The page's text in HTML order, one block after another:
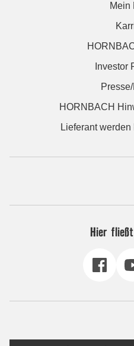
Mein
Investor
HORNBACH
Lieferant
Hier